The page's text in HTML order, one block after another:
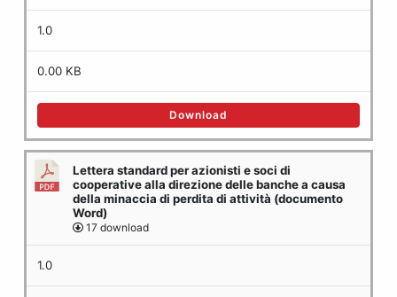
1.0
0.00 KB
Download
Lettera standard per azionisti e soci di
cooperative alla direzione delle banche a causa
della minaccia di perdita di attività (documento
Word)
17 download
1.0